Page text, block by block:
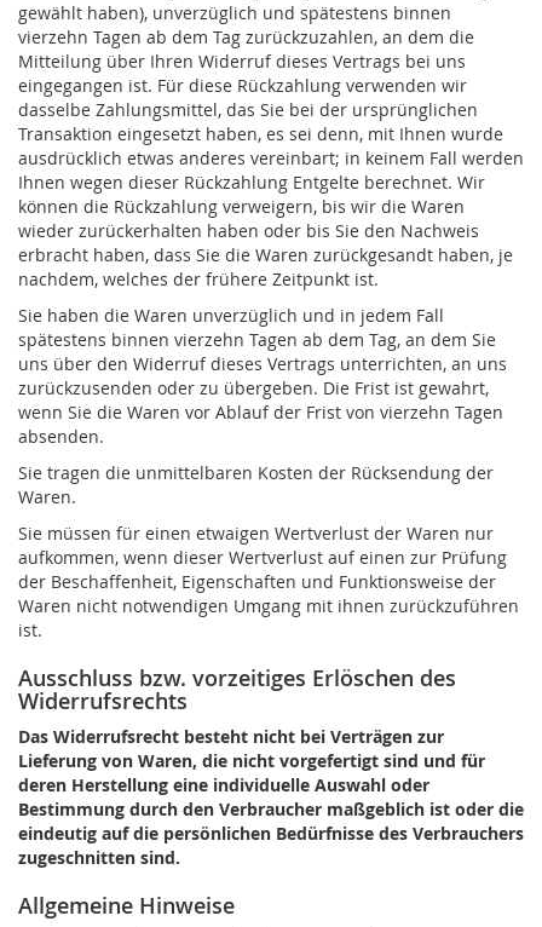
gewählt haben), unverzüglich und spätestens binnen
vierzehn Tagen ab dem Tag zurückzuzahlen, an dem die
Mitteilung über Ihren Widerruf dieses Vertrags bei uns
eingegangen ist. Für diese Rückzahlung verwenden wir
dasselbe Zahlungsmittel, das Sie bei der ursprünglichen
Transaktion eingesetzt haben, es sei denn, mit Ihnen wurde
ausdrücklich etwas anderes vereinbart; in keinem Fall werden
Ihnen wegen dieser Rückzahlung Entgelte berechnet. Wir
können die Rückzahlung verweigern, bis wir die Waren
wieder zurückerhalten haben oder bis Sie den Nachweis
erbracht haben, dass Sie die Waren zurückgesandt haben, je
nachdem, welches der frühere Zeitpunkt ist.
Sie haben die Waren unverzüglich und in jedem Fall
spätestens binnen vierzehn Tagen ab dem Tag, an dem Sie
uns über den Widerruf dieses Vertrags unterrichten, an uns
zurückzusenden oder zu übergeben. Die Frist ist gewahrt,
wenn Sie die Waren vor Ablauf der Frist von vierzehn Tagen
absenden.
Sie tragen die unmittelbaren Kosten der Rücksendung der
Waren.
Sie müssen für einen etwaigen Wertverlust der Waren nur
aufkommen, wenn dieser Wertverlust auf einen zur Prüfung
der Beschaffenheit, Eigenschaften und Funktionsweise der
Waren nicht notwendigen Umgang mit ihnen zurückzuführen
ist.
Ausschluss bzw. vorzeitiges Erlöschen des
Widerrufsrechts
Das Widerrufsrecht besteht nicht bei Verträgen zur
Lieferung von Waren, die nicht vorgefertigt sind und für
deren Herstellung eine individuelle Auswahl oder
Bestimmung durch den Verbraucher maßgeblich ist oder die
eindeutig auf die persönlichen Bedürfnisse des Verbrauchers
zugeschnitten sind.
Allgemeine Hinweise